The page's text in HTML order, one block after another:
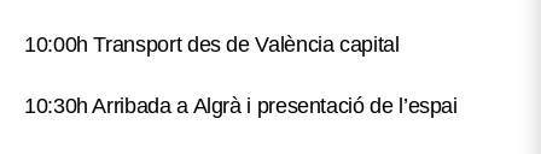
10:00h Transport des de València capital
10:30h Arribada a Algrà i presentació de l’espai